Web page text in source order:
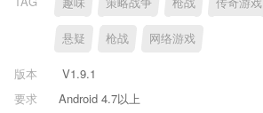
悬疑 枪战 网络游戏
版本
V1.9.1
要求
Android 4.7以上